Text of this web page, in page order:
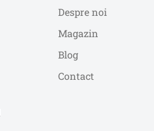
Despre noi
Magazin
Blog
Contact